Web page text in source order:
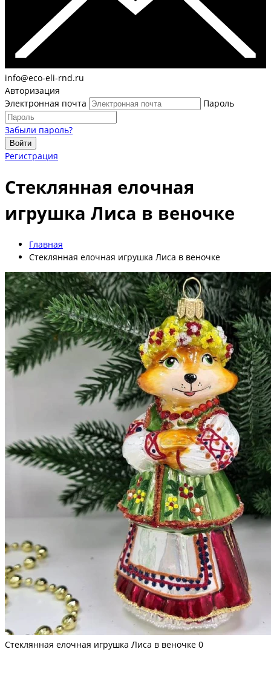
info@eco-eli-rnd.ru
Авторизация
Электронная почта
Пароль
Забыли пароль?
Войти
Регистрация
Стеклянная елочная
игрушка Лиса в веночке
Главная
Стеклянная елочная игрушка Лиса в веночке
Стеклянная елочная игрушка Лиса в веночке 0